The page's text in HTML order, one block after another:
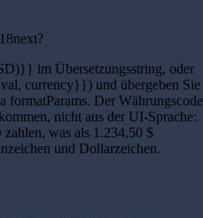
im Übersetzungsstring, oder
currency}}) und übergeben Sie
formatParams. Der Währungscode
nicht aus der UI-Sprache:
was als 1.234,50 $
und Dollarzeichen.